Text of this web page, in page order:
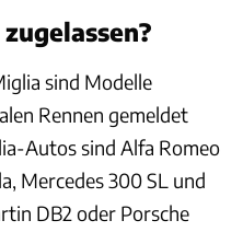
sind Modelle
Rennen gemeldet
Autos sind Alfa Romeo
Mercedes 300 SL und
DB2 oder Porsche